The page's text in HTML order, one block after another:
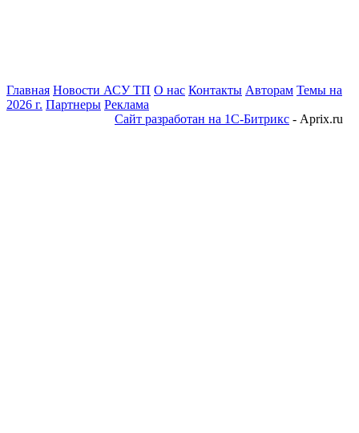
Главная Новости АСУ ТП О нас Контакты Авторам Темы на
2026 г. Партнеры Реклама
Сайт разработан на 1С-Битрикс - Aprix.ru